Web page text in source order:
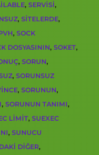
, SERVISI,
, SITELERDE,
, SOCK
DOSYASININ, SOKET,
, SORUN,
, SORUNSUZ
, SORUNUN,
, SORUNUN TANIMI,
LIMIT, SUEXEC
, SUNUCU
DIĞER,